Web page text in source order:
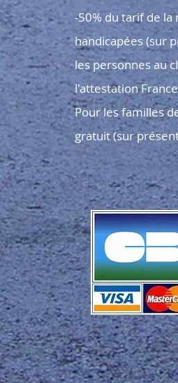
-50% du tarif de
handicapées (sur
les personnes au
l'attestation
Pour les familles
gratuit (sur